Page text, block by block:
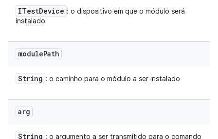
ITestDevice : o dispositivo em que o módulo será
instalado
modulePath
String : o caminho para o módulo a ser instalado
arg
String : o argumento a ser transmitido para o comando